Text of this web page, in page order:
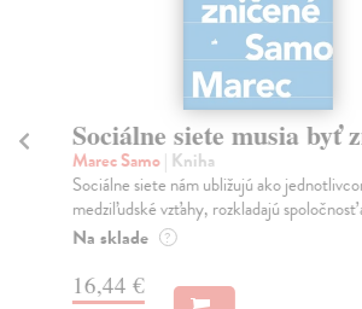
Sociálne siete musia byť
Marec Samo| Kniha
Sociálne siete nám ubližujú ako
medziľudské vzťahy, rozkladajú spoločnosť
Na sklade ?
16,44 €